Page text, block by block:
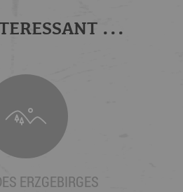
...
ERZGEBIRGES